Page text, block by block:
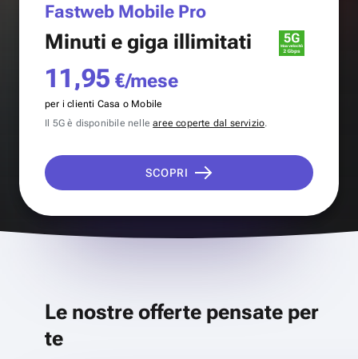
Fastweb Mobile Pro
Minuti e giga illimitati
11,95 €/mese
per i clienti Casa o Mobile
Il 5G è disponibile nellearee coperte dal servizio.
SCOPRI
Le nostre offerte pensate per
te